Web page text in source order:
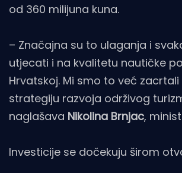
od 360 milijuna kuna.
– Značajna su to ulaganja i
utjecati i na kvalitetu nautičke
Hrvatskoj. Mi smo to već
strategiju razvoja održivog
naglašava Nikolina Brnjac,
Investicije se dočekuju širom